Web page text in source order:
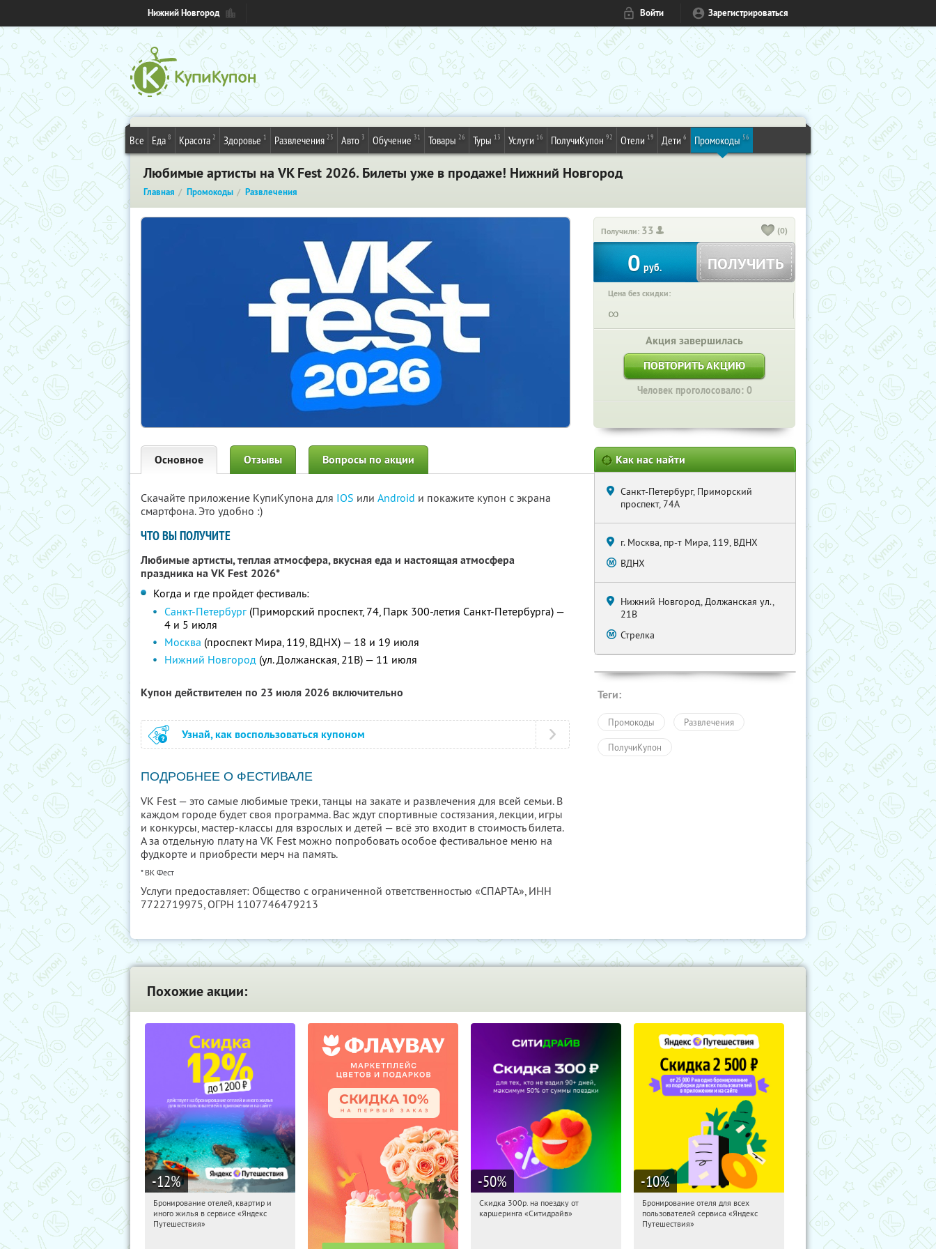
Нижний Новгород Войти Зарегистрироваться
Все Еда 8 Красота 2 Здоровье 1 Развлечения 25 Авто 3 Обучение 31 Товары 26 Туры 13 Услуги 16 ПолучиКупон 92 Отели 19 Дети 6 Промокоды 56
Любимые артисты на VK Fest 2026. Билеты уже в продаже! Нижний Новгород
Главная Промокоды Развлечения
Получили: 33 (0)
0 руб. ПОЛУЧИТЬ
Цена без скидки:
∞
Акция завершилась
ПОВТОРИТЬ АКЦИЮ
Человек проголосовало: 0
Основное Отзывы Вопросы по акции
Скачайте приложение КупиКупона для IOS или Android и покажите купон с экрана
смартфона. Это удобно :)
ЧТО ВЫ ПОЛУЧИТЕ
Любимые артисты, теплая атмосфера, вкусная еда и настоящая атмосфера
праздника на VK Fest 2026*
Когда и где пройдет фестиваль:
Санкт-Петербург (Приморский проспект, 74, Парк 300-летия Санкт-Петербурга) —
4 и 5 июля
Москва (проспект Мира, 119, ВДНХ) — 18 и 19 июля
Нижний Новгород (ул. Должанская, 21В) — 11 июля
Купон действителен по 23 июля 2026 включительно
Узнай, как воспользоваться купоном
ПОДРОБНЕЕ О ФЕСТИВАЛЕ
VK Fest — это самые любимые треки, танцы на закате и развлечения для всей семьи. В
каждом городе будет своя программа. Вас ждут спортивные состязания, лекции, игры
и конкурсы, мастер-классы для взрослых и детей — всё это входит в стоимость билета.
А за отдельную плату на VK Fest можно попробовать особое фестивальное меню на
фудкорте и приобрести мерч на память.
* ВК Фест
Услуги предоставляет: Общество с ограниченной ответственностью «СПАРТА», ИНН
7722719975, ОГРН 1107746479213
Как нас найти
Санкт-Петербург, Приморский
проспект, 74А
г. Москва, пр-т Мира, 119, ВДНХ
ВДНХ
Нижний Новгород, Должанская ул.,
21В
Стрелка
Теги:
Промокоды Развлечения
ПолучиКупон
Похожие акции:
-12%
10:54:31
Получи первым!
Россия
Бронирование отелей, квартир и
иного жилья в сервисе «Яндекс
Путешествия»
-50%
10:54:31
Получи первым!
Скидка 300р. на поездку от
каршеринга «Ситидрайв»
-10%
10:54:31
Получи первым!
Россия
Бронирование отеля для всех
пользователей сервиса «Яндекс
Путешествия»